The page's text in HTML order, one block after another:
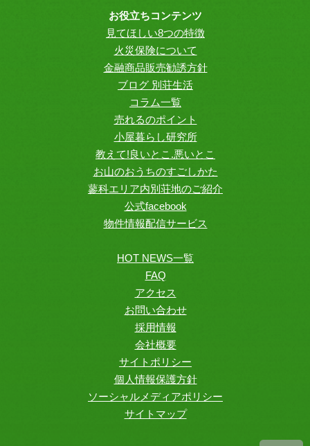
お役立ちコンテンツ
見てほしい8つの特徴
火災保険について
金融商品販売勧誘方針
ブログ 別荘生活
コラム一覧
売れるのポイント
小屋暮らし研究所
教えて!良いとこ.悪いとこ
お山のおうちのすごしかた
蓼科エリア内別荘地のご紹介
公式facebook
物件情報配信サービス
HOT NEWS一覧
FAQ
アクセス
お問い合わせ
採用情報
会社概要
サイトポリシー
個人情報保護方針
ソーシャルメディアポリシー
サイトマップ